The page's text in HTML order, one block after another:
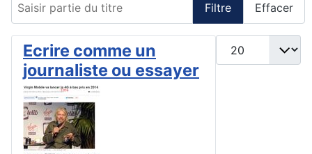
Filtre Effacer
Afficher #
Ecrire comme un
journaliste ou essayer